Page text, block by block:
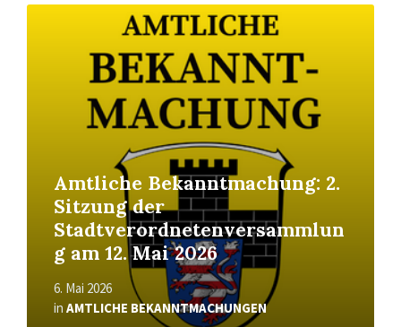
Amtliche Bekanntmachung: 2.
Sitzung der
Stadtverordnetenversammlun
g am 12. Mai 2026
6. Mai 2026
in AMTLICHE BEKANNTMACHUNGEN
Read